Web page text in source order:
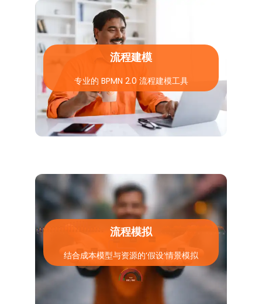
流程建模
专业的 BPMN 2.0 流程建模工具
流程模拟
结合成本模型与资源的‘假设’情景模拟